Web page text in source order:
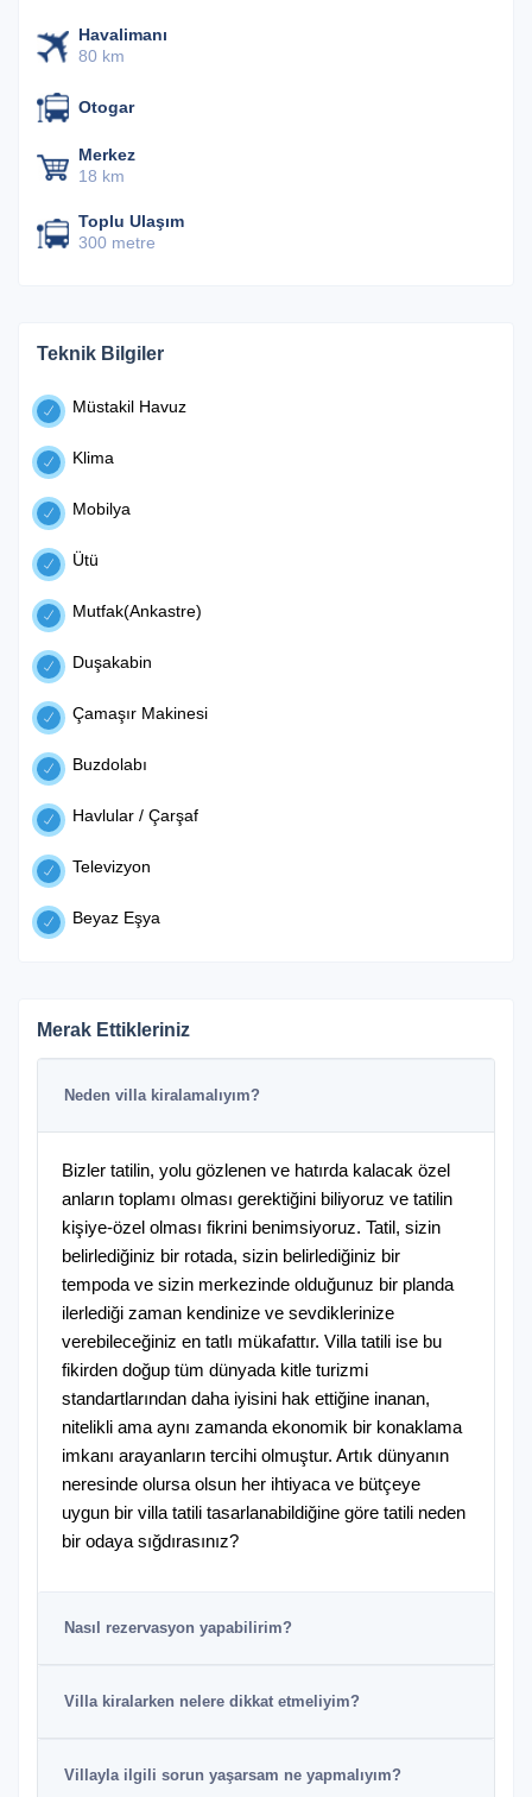
Havalimanı
80 km
Otogar
Merkez
18 km
Toplu Ulaşım
300 metre
Teknik Bilgiler
Müstakil Havuz
Klima
Mobilya
Ütü
Mutfak(Ankastre)
Duşakabin
Çamaşır Makinesi
Buzdolabı
Havlular / Çarşaf
Televizyon
Beyaz Eşya
Merak Ettikleriniz
Neden villa kiralamalıyım?
Bizler tatilin, yolu gözlenen ve hatırda kalacak özel
anların toplamı olması gerektiğini biliyoruz ve tatilin
kişiye-özel olması fikrini benimsiyoruz. Tatil, sizin
belirlediğiniz bir rotada, sizin belirlediğiniz bir
tempoda ve sizin merkezinde olduğunuz bir planda
ilerlediği zaman kendinize ve sevdiklerinize
verebileceğiniz en tatlı mükafattır. Villa tatili ise bu
fikirden doğup tüm dünyada kitle turizmi
standartlarından daha iyisini hak ettiğine inanan,
nitelikli ama aynı zamanda ekonomik bir konaklama
imkanı arayanların tercihi olmuştur. Artık dünyanın
neresinde olursa olsun her ihtiyaca ve bütçeye
uygun bir villa tatili tasarlanabildiğine göre tatili neden
bir odaya sığdırasınız?
Nasıl rezervasyon yapabilirim?
Villa kiralarken nelere dikkat etmeliyim?
Villayla ilgili sorun yaşarsam ne yapmalıyım?